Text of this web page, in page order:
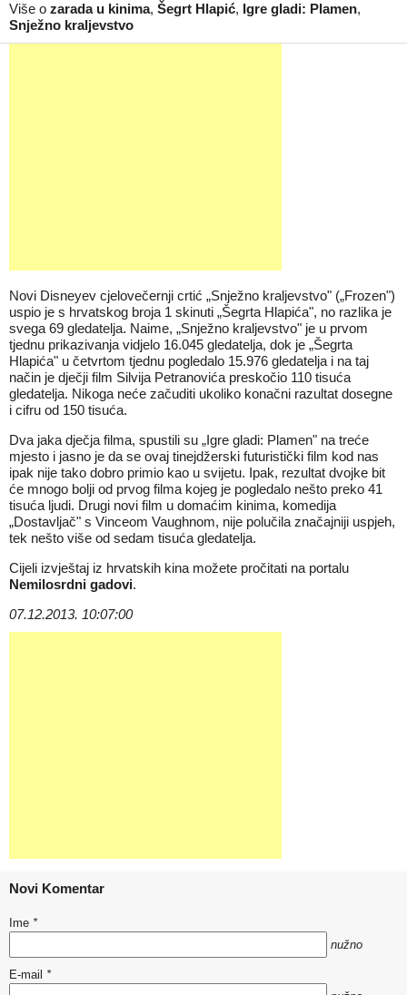
Više o zarada u kinima, Šegrt Hlapić, Igre gladi: Plamen,
Snježno kraljevstvo
Novi Disneyev cjelovečernji crtić „Snježno kraljevstvo" („Frozen")
uspio je s hrvatskog broja 1 skinuti „Šegrta Hlapića", no razlika je
svega 69 gledatelja. Naime, „Snježno kraljevstvo" je u prvom
tjednu prikazivanja vidjelo 16.045 gledatelja, dok je „Šegrta
Hlapića" u četvrtom tjednu pogledalo 15.976 gledatelja i na taj
način je dječji film Silvija Petranovića preskočio 110 tisuća
gledatelja. Nikoga neće začuditi ukoliko konačni razultat dosegne
i cifru od 150 tisuća.
Dva jaka dječja filma, spustili su „Igre gladi: Plamen" na treće
mjesto i jasno je da se ovaj tinejdžerski futuristički film kod nas
ipak nije tako dobro primio kao u svijetu. Ipak, rezultat dvojke bit
će mnogo bolji od prvog filma kojeg je pogledalo nešto preko 41
tisuća ljudi. Drugi novi film u domaćim kinima, komedija
„Dostavljač" s Vinceom Vaughnom, nije polučila značajniji uspjeh,
tek nešto više od sedam tisuća gledatelja.
Cijeli izvještaj iz hrvatskih kina možete pročitati na portalu
Nemilosrdni gadovi.
07.12.2013. 10:07:00
Novi Komentar
Ime *
nužno
E-mail *